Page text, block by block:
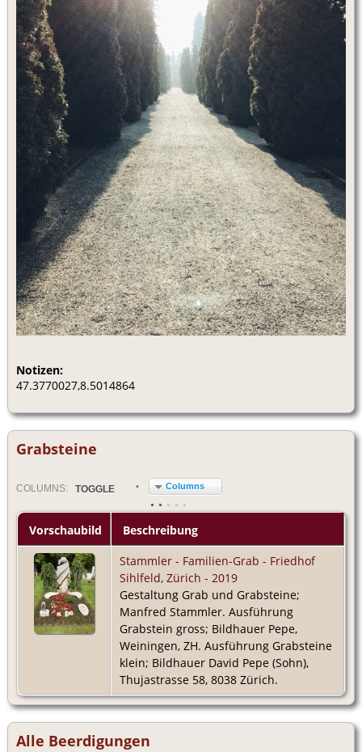
Notizen:
47.3770027,8.5014864
Grabsteine
COLUMN S: TOGGLE Columns
Vorschaubild
Beschreibung
Stammler - Familien-Grab - Friedhof
Sihlfeld, Zürich - 2019
Gestaltung Grab und Grabsteine;
Manfred Stammler. Ausführung
Grabstein gross; Bildhauer Pepe,
Weiningen, ZH. Ausführung Grabsteine
klein; Bildhauer David Pepe (Sohn),
Thujastrasse 58, 8038 Zürich.
Alle Beerdigungen